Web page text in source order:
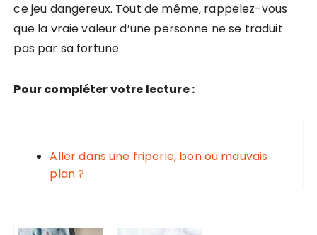
ce jeu dangereux. Tout de même, rappelez-vous
que la vraie valeur d’une personne ne se traduit
pas par sa fortune.
Pour compléter votre lecture :
Aller dans une friperie, bon ou mauvais
plan ?